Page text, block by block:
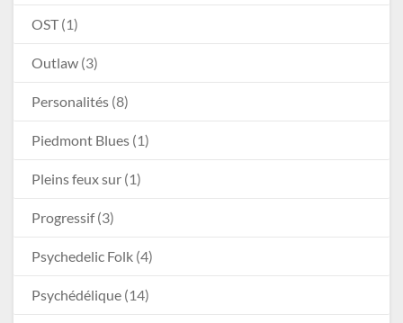
OST(1)
Outlaw (3)
Personalités (8)
Piedmont Blues (1)
Pleins feux sur (1)
Progressif(3)
Psychedelic Folk (4)
Psychédélique (14)